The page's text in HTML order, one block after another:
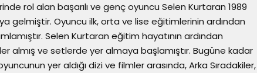
rol alan başarılı ve genç oyuncu Selen Kurtaran 1989
gelmiştir. Oyuncu ilk, orta ve lise eğitimlerinin ardından
Selen Kurtaran eğitim hayatının ardından
almış ve setlerde yer almaya başlamıştır. Bugüne kadar
yer aldığı dizi ve filmler arasında, Arka Sıradakiler,